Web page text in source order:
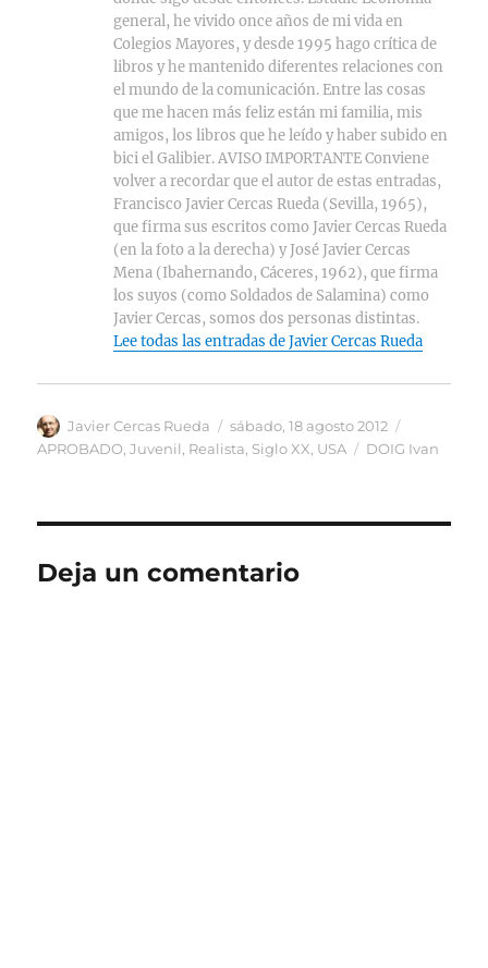
general, he vivido once años de mi vida en
Colegios Mayores, y desde 1995 hago crítica de
libros y he mantenido diferentes relaciones con
el mundo de la comunicación. Entre las cosas
que me hacen más feliz están mi familia, mis
amigos, los libros que he leído y haber subido en
bici el Galibier. AVISO IMPORTANTE Conviene
volver a recordar que el autor de estas entradas,
Francisco Javier Cercas Rueda (Sevilla, 1965),
que firma sus escritos como Javier Cercas Rueda
(en la foto a la derecha) y José Javier Cercas
Mena (Ibahernando, Cáceres, 1962), que firma
los suyos (como Soldados de Salamina) como
Javier Cercas, somos dos personas distintas.
Lee todas las entradas de Javier Cercas Rueda
Autor
Javier Cercas Rueda
Publicado
el
sábado, 18 agosto 2012
APROBADO ,Juvenil Realista Siglo XX USA Etiquetas
DOIG Ivan
Deja un comentario